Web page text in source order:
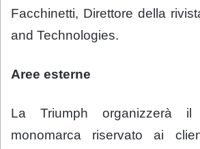
Facchinetti, Direttore della
and Technologies.
Aree esterne
La Triumph organizzerà il
monomarca riservato ai